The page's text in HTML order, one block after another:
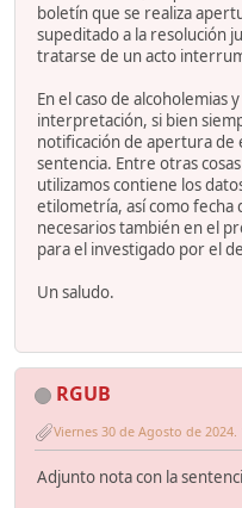
boletín que se realiza
supeditado a la resolución
tratarse de un acto
En el caso de alcoholemias
interpretación, si bien
notificación de apertura de
sentencia. Entre otras
utilizamos contiene los
etilometría, así como
necesarios también en el
para el investigado por el
Un saludo.
RGUB
Viernes 30 de Agosto de 2024.
Adjunto nota con la